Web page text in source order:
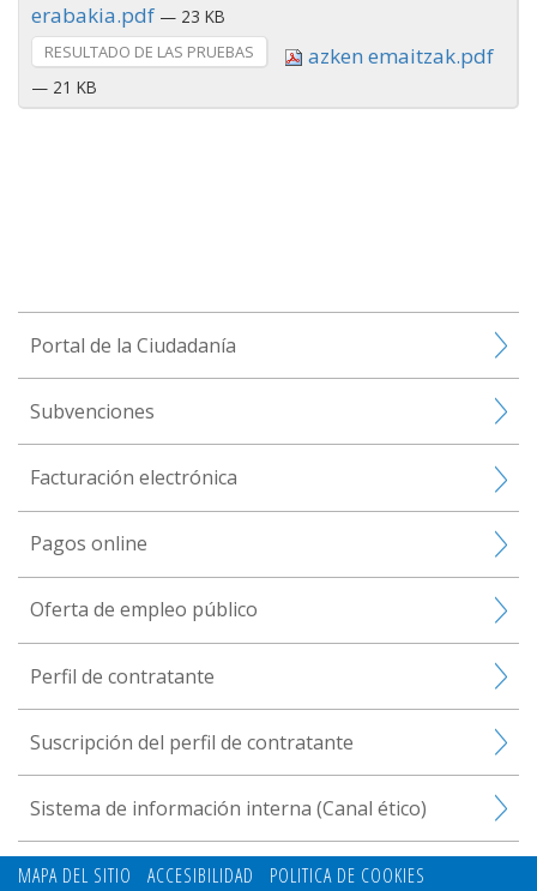
erabakia.pdf — 23 KB
RESULTADO DE LAS PRUEBAS azken emaitzak.pdf
— 21 KB
Portal de la Ciudadanía
Subvenciones
Facturación electrónica
Pagos online
Oferta de empleo público
Perfil de contratante
Suscripción del perfil de contratante
Sistema de información interna (Canal ético)
MAPA DEL SITIO ACCESIBILIDAD
POLITICA DE COOKIES